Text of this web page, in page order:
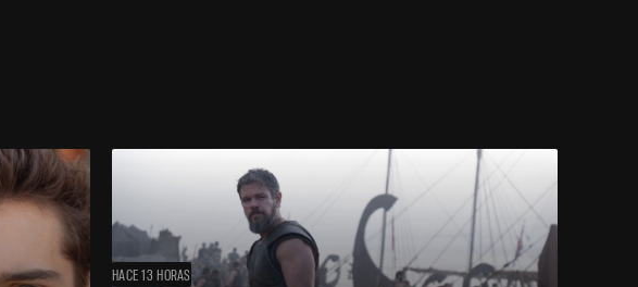
HACE 13 HORAS